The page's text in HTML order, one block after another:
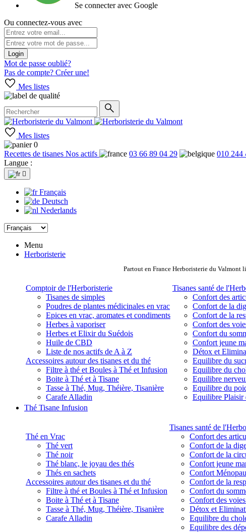
Se connecter avec Google
Ou connectez-vous avec
Login
Mot de passe oublié?
Pas de compte? Créer une!
Mes listes
Mes listes
0
Recettes de tisanes Nos actifs 03 66 89 04 29
010 244
Langue :

Français
Deutsch
Nederlands
Menu
Herboristerie
Partout en France Herboristerie du Valmont
Comptoir de l'Herboristerie
Tisanes de simples
Poudres de plantes médicinales en vrac
Epices en vrac, aromates et condiments
Herbes à vaporiser
Herbes et Elixir du Suédois
Huile de CBD
Liste de nos actifs de A à Z
Accessoires autour des tisanes et du thé
Filtre à thé et Boules à Thé et Infusion
Boite à Thé et à Tisane
Tasse à Thé, Mug, Théière, Tisanière
Carafe Alladin
Tisanes santé de
Confort des
Confort de la
Confort de la
Confort des
Confort du
Confort jeune
Détox et
Equilibre du
Equilibre du
Equilibre
Equilibre du
Equilibre Plaisir
Thé Tisane Infusion
Thé en Vrac
Thé vert
Thé noir
Thé blanc, le joyau des thés
Thés en sachets
Accessoires autour des tisanes et du thé
Filtre à thé et Boules à Thé et Infusion
Boite à Thé et à Tisane
Tasse à Thé, Mug, Théière, Tisanière
Carafe Alladin
Tisanes santé de
Confort des
Confort de la
Confort de la
Confort jeune
Confort
Confort de la
Confort du
Confort des
Détox et
Equilibre du
Equilibre des